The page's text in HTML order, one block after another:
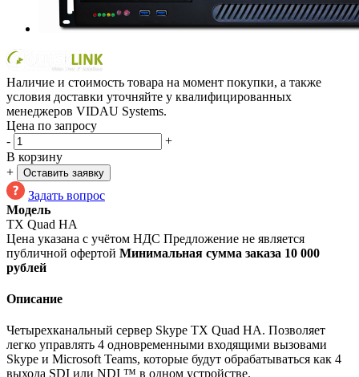
Наличие и стоимость товара на момент покупки, а также
условия доставки уточняйте у квалифицированных
менеджеров VIDAU Systems.
Цена по запросу
-
+
В корзину
+
Оставить заявку
Задать вопрос
Модель
TX Quad HA
Цена указана с учётом НДС Предложение не является
публичной офертой Минимальная сумма заказа 10 000
рублей
Описание
Четырехканальный сервер Skype TX Quad HA. Позволяет
легко управлять 4 одновременными входящими вызовами
Skype и Microsoft Teams, которые будут обрабатываться как 4
выхода SDI или NDI ™ в одном устройстве.